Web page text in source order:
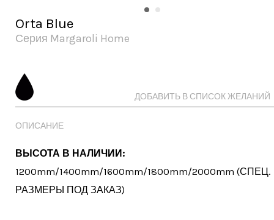
Orta Blue
ДОБАВИТЬ В СПИСОК ЖЕЛАНИЙ
Серия Margaroli Home
ОПИСАНИЕ
ВЫСОТА В НАЛИЧИИ:
1200mm/1400mm/1600mm/1800mm/2000mm (СПЕЦ.
РАЗМЕРЫ ПОД ЗАКАЗ)